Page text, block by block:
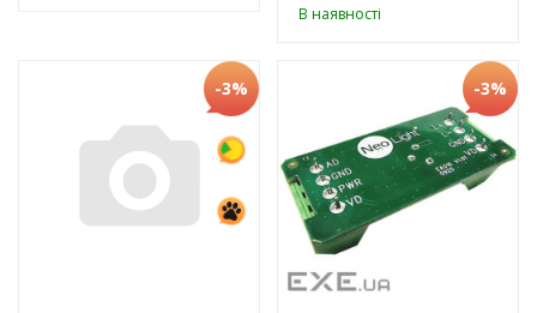
В наявності
-3% -3%